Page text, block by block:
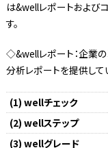
は&wellレポートおよび
す。
◇&wellレポート：企業
分析レポートを提供して
(1) wellチェック
(2) wellステップ
(3) wellグレード